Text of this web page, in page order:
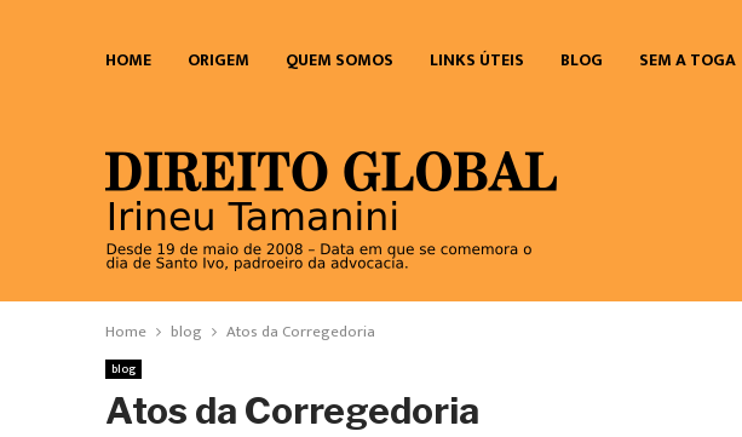
HOME ORIGEM QUEM SOMOS LINKS ÚTEIS BLOG SEM A TOGA
Home blog Atos da Corregedoria
blog
Atos da Corregedoria